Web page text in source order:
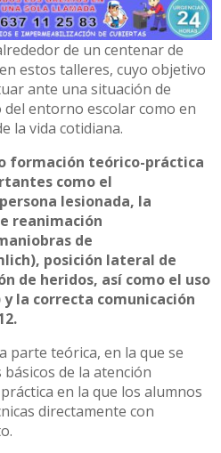
de un centenar de
estos talleres, cuyo objetivo
ante una situación de
entorno escolar como en
la vida cotidiana.
formación teórico-práctica
como el
lesionada, la
reanimación
de
posición lateral de
de heridos, así como el uso
y la correcta comunicación
parte teórica, en la que se
de la atención
en la que los alumnos
directamente con